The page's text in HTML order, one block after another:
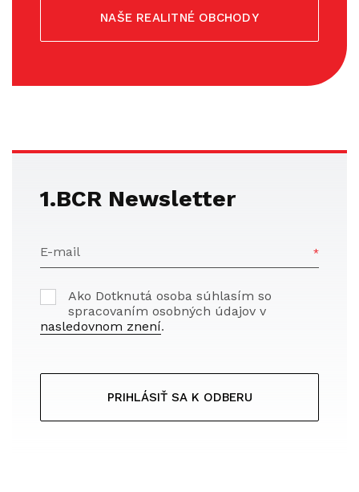
NAŠE REALITNÉ OBCHODY
1.BCR Newsletter
E-mail
Ako Dotknutá osoba súhlasím so
spracovaním osobných údajov v
nasledovnom znení.
PRIHLÁSIŤ SA K ODBERU